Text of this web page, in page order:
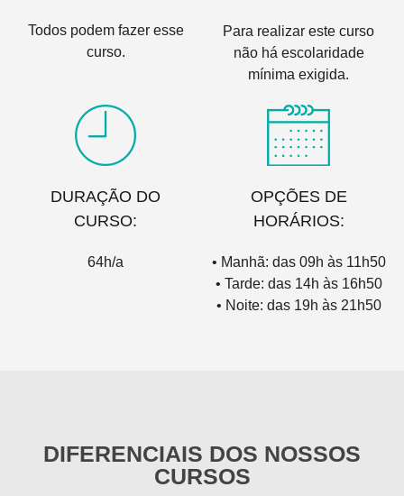
Todos podem fazer esse
curso.
Para realizar este curso
não há escolaridade
mínima exigida.
DURAÇÃO DO
CURSO:
64h/a
OPÇÕES DE
HORÁRIOS:
• Manhã: das 09h às 11h50
• Tarde: das 14h às 16h50
• Noite: das 19h às 21h50
DIFERENCIAIS DOS NOSSOS
CURSOS